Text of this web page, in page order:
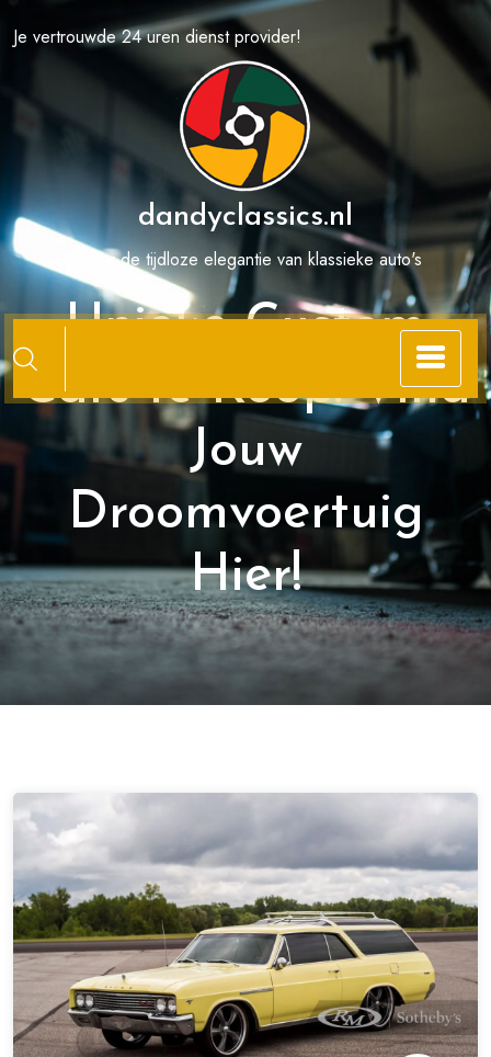
naar
inhoud
Je vertrouwde 24 uren dienst provider!
dandyclassics.nl
Ervaar de tijdloze elegantie van klassieke auto's
Unieke Custom
Cars te Koop: Vind
Jouw
Droomvoertuig
Hier!